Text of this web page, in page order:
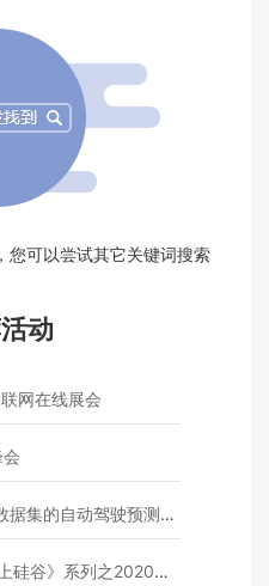
您可以尝试其它关键词搜索
动
网在线展会
自动驾驶预测模型挑战赛
系列之2020年度开源峰会